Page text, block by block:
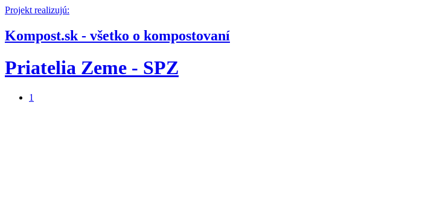
Projekt realizujú:
Kompost.sk - všetko o kompostovaní
Priatelia Zeme - SPZ
1